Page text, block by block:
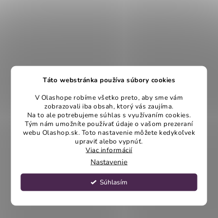
Táto webstránka používa súbory cookies
V Olashope robíme všetko preto, aby sme vám
zobrazovali iba obsah, ktorý vás zaujíma.
Na to ale potrebujeme súhlas s využívaním cookies.
Tým nám umožníte používať údaje o vašom prezeraní
webu Olashop.sk. Toto nastavenie môžete kedykoľvek
upraviť alebo vypnúť.
Viac informácií
Nastavenie
Súhlasím